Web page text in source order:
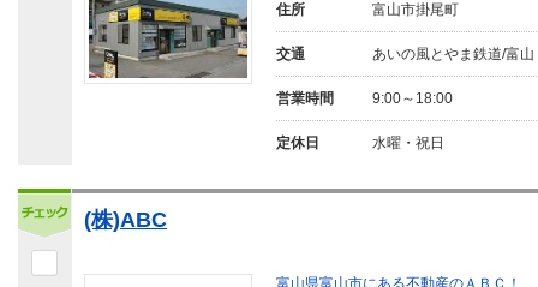
住所 富山市掛尾町
交通 あいの風とやま鉄道/富
営業時間 9:00～18:00
定休日 水曜・祝日
(株)ABC
富山県富山市にある不動産のＡＢＣ！